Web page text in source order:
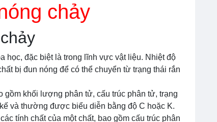
chảy
học, đặc biệt là trong lĩnh vực vật liệu. Nhiệt độ
bị đun nóng để có thể chuyển từ trạng thái rắn
gồm khối lượng phân tử, cấu trúc phân tử, trạng
và thường được biểu diễn bằng độ C hoặc K.
tính chất của một chất, bao gồm cấu trúc phân